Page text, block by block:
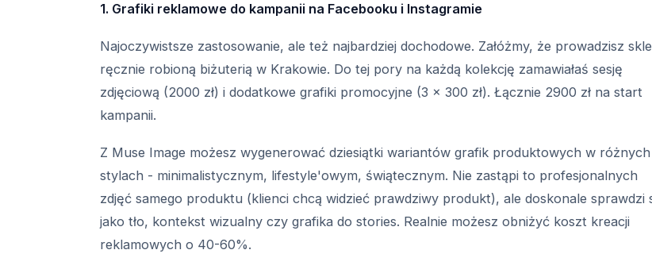
1. Grafiki reklamowe do kampanii na Facebooku i Instagramie
Najoczywistsze zastosowanie, ale też najbardziej dochodowe. Załóżmy, że prowadzisz
ręcznie robioną biżuterią w Krakowie. Do tej pory na każdą kolekcję zamawiałaś sesję
zdjęciową (2000 zł) i dodatkowe grafiki promocyjne (3 x 300 zł). Łącznie 2900 zł na start
kampanii.
Z Muse Image możesz wygenerować dziesiątki wariantów grafik produktowych w różnych
stylach - minimalistycznym, lifestyle'owym, świątecznym. Nie zastąpi to profesjonalnych
zdjęć samego produktu (klienci chcą widzieć prawdziwy produkt), ale doskonale sprawdzi
jako tło, kontekst wizualny czy grafika do stories. Realnie możesz obniżyć koszt kreacji
reklamowych o 40-60%.